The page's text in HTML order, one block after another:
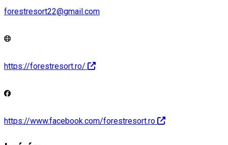
forestresort22@gmail.com
https://forestresort.ro/
https://www.facebook.com/forestresort.ro